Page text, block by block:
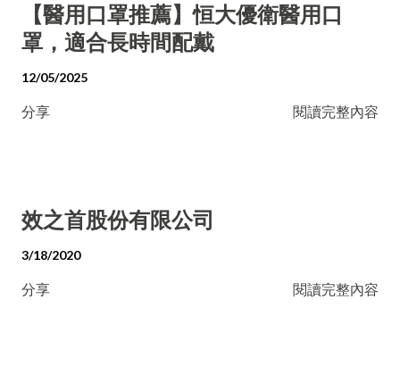
【醫用口罩推薦】恒大優衛醫用口
罩，適合長時間配戴
12/05/2025
分享 閱讀完整內容
效之首股份有限公司
3/18/2020
分享 閱讀完整內容